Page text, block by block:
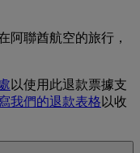
阿聯酋航空的旅行，
以使用此退款票據支
我們的退款表格以收